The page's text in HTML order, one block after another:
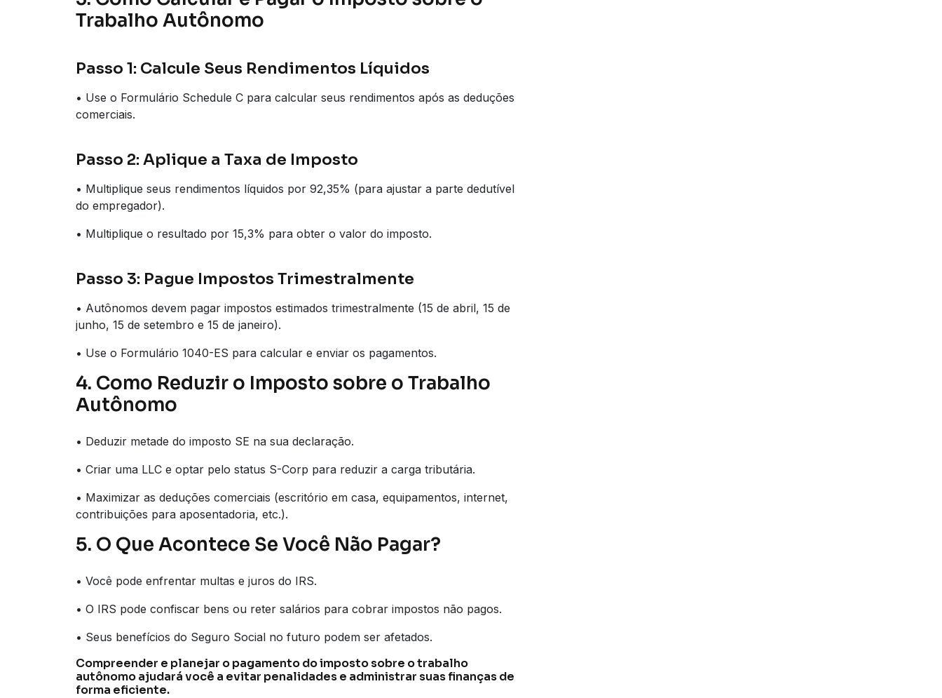
Trabalho Autônomo
Passo 1: Calcule Seus Rendimentos Líquidos
• Use o Formulário Schedule C para calcular seus rendimentos após as deduções
comerciais.
Passo 2: Aplique a Taxa de Imposto
• Multiplique seus rendimentos líquidos por 92,35% (para ajustar a parte dedutível
do empregador).
• Multiplique o resultado por 15,3% para obter o valor do imposto.
Passo 3: Pague Impostos Trimestralmente
• Autônomos devem pagar impostos estimados trimestralmente (15 de abril, 15 de
junho, 15 de setembro e 15 de janeiro).
• Use o Formulário 1040-ES para calcular e enviar os pagamentos.
4. Como Reduzir o Imposto sobre o Trabalho
Autônomo
• Deduzir metade do imposto SE na sua declaração.
• Criar uma LLC e optar pelo status S-Corp para reduzir a carga tributária.
• Maximizar as deduções comerciais (escritório em casa, equipamentos, internet,
contribuições para aposentadoria, etc.).
5. O Que Acontece Se Você Não Pagar?
• Você pode enfrentar multas e juros do IRS.
• O IRS pode confiscar bens ou reter salários para cobrar impostos não pagos.
• Seus benefícios do Seguro Social no futuro podem ser afetados.
Compreender e planejar o pagamento do imposto sobre o trabalho
autônomo ajudará você a evitar penalidades e administrar suas finanças de
forma eficiente.